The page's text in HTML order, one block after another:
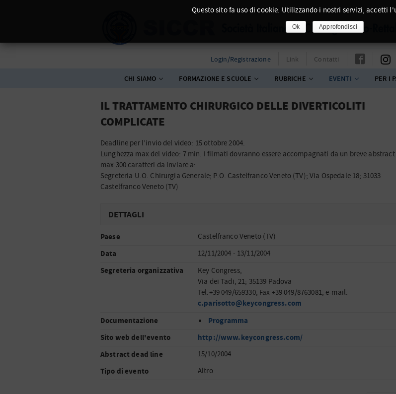
Login/Registrazione Link Contatti
CHI SIAMO FORMAZIONE E SCUOLE RUBRICHE EVENTI PER I
IL TRATTAMENTO CHIRURGICO DELLE DIVERTICOLITI
COMPLICATE
Deadline per l’invio del video: 15 ottobre 2004.
Lunghezza max del video: 7 min. I filmati dovranno essere accompagnati da un breve
max 300 caratteri da inviare a:
Segreteria U.O. Chirurgia Generale; P.O. Castelfranco Veneto (TV); Via Ospedale 18; 31033
Castelfranco Veneto (TV)
DETTAGLI
Paese Castelfranco Veneto (TV)
Data 12/11/2004 - 13/11/2004
Segreteria organizzativa
Key Congress,
Via dei Tadi, 21; 35139 Padova
Tel.+39 049/659330; Fax +39 049/8763081; e-mail:
c.parisotto@keycongress.com
Documentazione
Programma
Sito web dell'evento
http://www.keycongress.com/
Abstract dead line
15/10/2004
Tipo di evento Altro
Questo sito fa uso di cookie. Utilizzando i nostri servizi, accetti
Ok Approfondisci